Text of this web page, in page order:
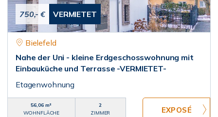
750,- € VERMIETET
Bielefeld
Nahe der Uni - kleine Erdgeschosswohnung mit
Einbauküche und Terrasse -VERMIETET-
Etagenwohnung
56,06 m²
WOHNFLÄCHE
2
ZIMMER